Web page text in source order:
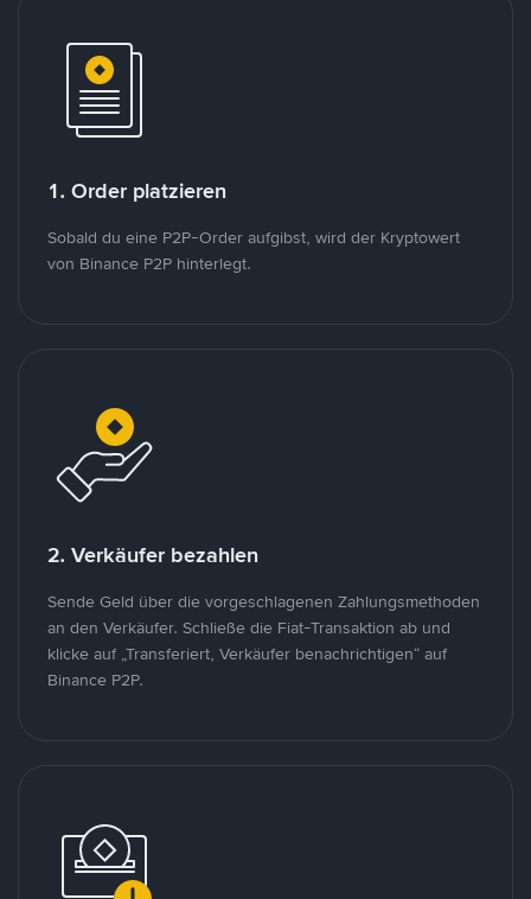
1. Order platzieren
Sobald du eine P2P-Order aufgibst, wird der Kryptowert
von Binance P2P hinterlegt.
2. Verkäufer bezahlen
Sende Geld über die vorgeschlagenen Zahlungsmethoden
an den Verkäufer. Schließe die Fiat-Transaktion ab und
klicke auf „Transferiert, Verkäufer benachrichtigen“ auf
Binance P2P.